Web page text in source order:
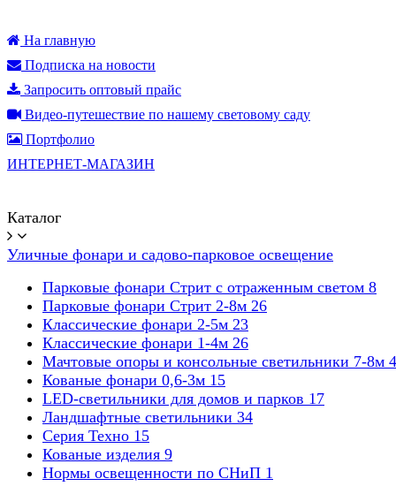
На главную
Подписка на новости
Запросить оптовый прайс
Видео-путешествие по нашему световому саду
Портфолио
ИНТЕРНЕТ-МАГАЗИН
Каталог
Уличные фонари и садово-парковое освещение
Парковые фонари Стрит с отраженным светом 8
Парковые фонари Стрит 2-8м 26
Классические фонари 2-5м 23
Классические фонари 1-4м 26
Мачтовые опоры и консольные светильники 7-8м 4
Кованые фонари 0,6-3м 15
LED-светильники для домов и парков 17
Ландшафтные светильники 34
Серия Техно 15
Кованые изделия 9
Нормы освещенности по СНиП 1